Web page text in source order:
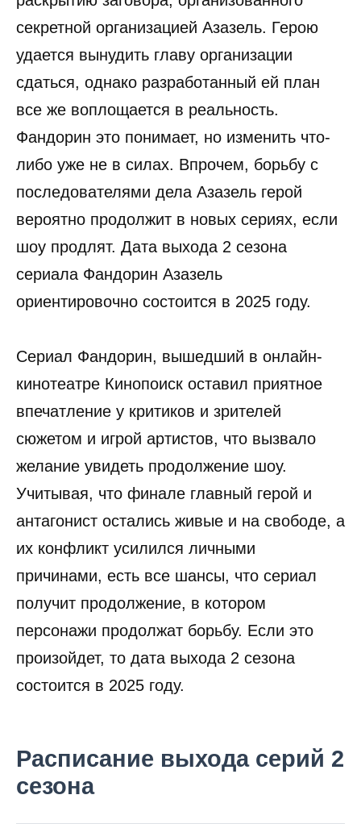
секретной организацией Азазель. Герою
удается вынудить главу организации
сдаться, однако разработанный ей план
все же воплощается в реальность.
Фандорин это понимает, но изменить что-
либо уже не в силах. Впрочем, борьбу с
последователями дела Азазель герой
вероятно продолжит в новых сериях, если
шоу продлят. Дата выхода 2 сезона
сериала Фандорин Азазель
ориентировочно состоится в 2025 году.
Сериал Фандорин, вышедший в онлайн-
кинотеатре Кинопоиск оставил приятное
впечатление у критиков и зрителей
сюжетом и игрой артистов, что вызвало
желание увидеть продолжение шоу.
Учитывая, что финале главный герой и
антагонист остались живые и на свободе, а
их конфликт усилился личными
причинами, есть все шансы, что сериал
получит продолжение, в котором
персонажи продолжат борьбу. Если это
произойдет, то дата выхода 2 сезона
состоится в 2025 году.
Расписание выхода серий 2
сезона